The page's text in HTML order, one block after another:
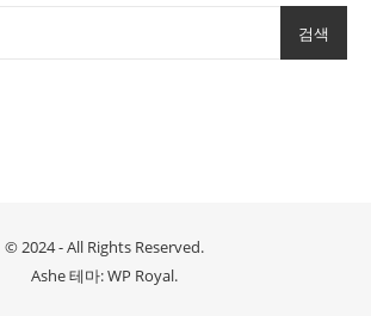
검색
© 2024 - All Rights Reserved.
Ashe 테마:WP Royal.